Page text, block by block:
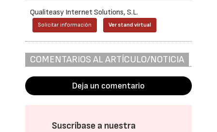
Qualiteasy Internet Solutions, S.L.
Solicitar información Ver stand virtual
COMENTARIOS AL ARTÍCULO/NOTICIA
Deja un comentario
Suscríbase a nuestra